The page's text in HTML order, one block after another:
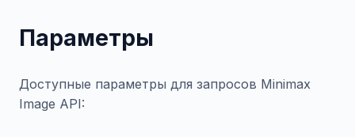
Параметры
Доступные параметры для запросов Minimax
Image API: